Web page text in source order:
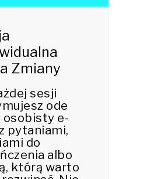
Zmiany
sesji
ode
osobisty e-
pytaniami,
do
albo
którą warto